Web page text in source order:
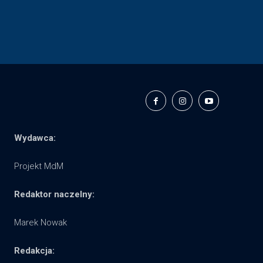
Wydawca:
Projekt MdM
Redaktor naczelny:
Marek Nowak
Redakcja: